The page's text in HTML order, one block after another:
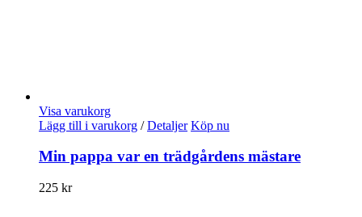
Visa varukorg
Lägg till i varukorg / Detaljer Köp nu
Min pappa var en trädgårdens mästare
225 kr